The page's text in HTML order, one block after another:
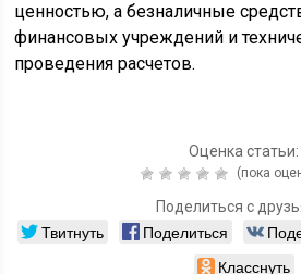
ценностью, а безналичные
финансовых учреждений и
проведения расчетов.
Оценка статьи:
(пока
Поделиться с
Твитнуть Поделиться
Класснуть